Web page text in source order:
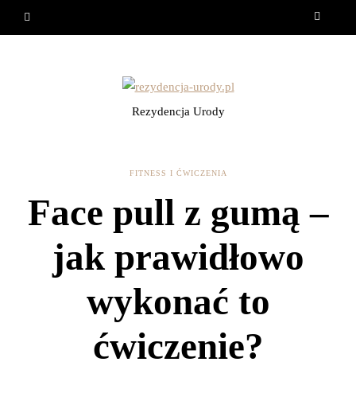
Rezydencja Urody
FITNESS I ĆWICZENIA
Face pull z gumą –
jak prawidłowo
wykonać to
ćwiczenie?